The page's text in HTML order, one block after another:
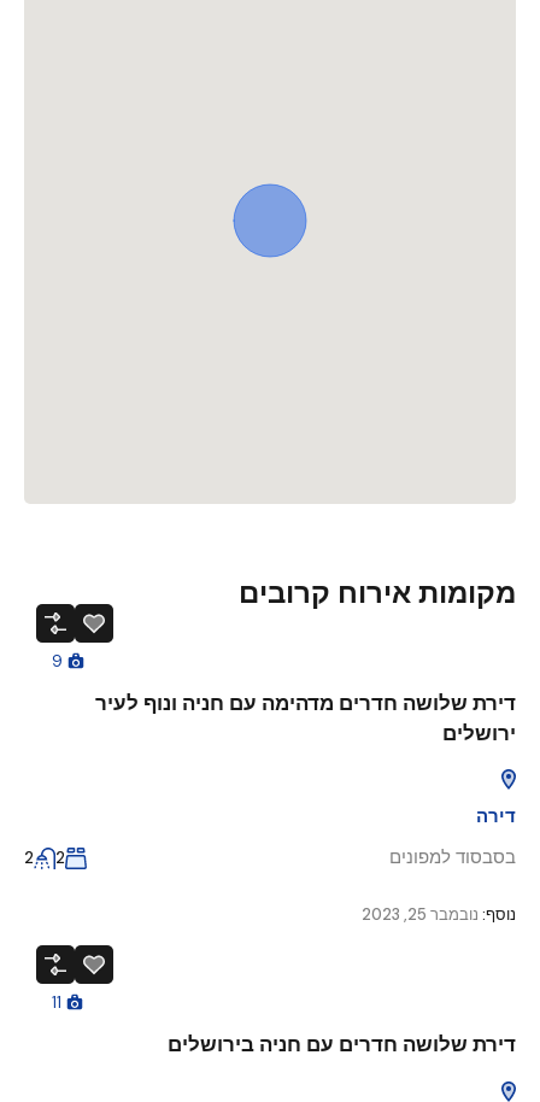
מקומות אירוח קרובים
9
דירת שלושה חדרים מדהימה עם חניה ונוף לעיר
ירושלים
דירה
בסבסוד למפונים
2
2
נוסף: נובמבר 25, 2023
11
דירת שלושה חדרים עם חניה בירושלים